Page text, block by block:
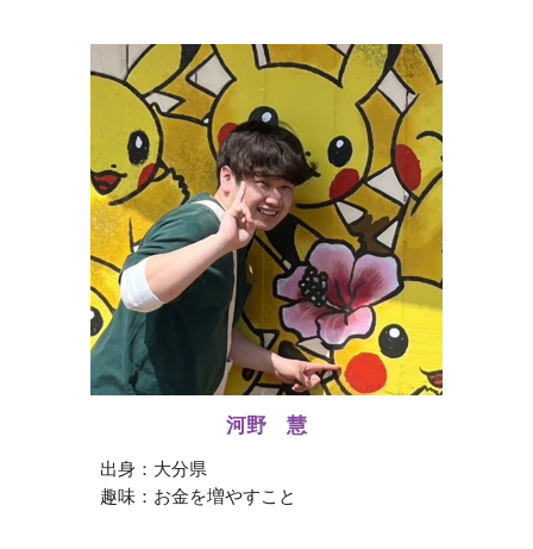
河野 慧
出身： 大分県
趣味：お金を増やすこと